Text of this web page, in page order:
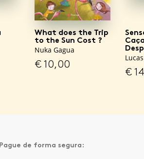
What does the Trip
to the Sun Cost ?
Nuka Gagua
€10,00
€
Pague de forma segura: